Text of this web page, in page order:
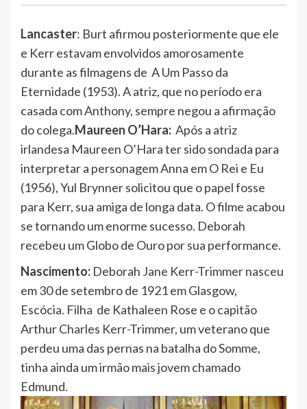
Lancaster: Burt afirmou posteriormente que ele
e Kerr estavam envolvidos amorosamente
durante as filmagens de A Um Passo da
Eternidade (1953). A atriz, que no período era
casada com Anthony, sempre negou a afirmação
do colega.Maureen O’Hara: Após a atriz
irlandesa Maureen O’Hara ter sido sondada para
interpretar a personagem Anna em O Rei e Eu
(1956), Yul Brynner solicitou que o papel fosse
para Kerr, sua amiga de longa data. O filme acabou
se tornando um enorme sucesso. Deborah
recebeu um Globo de Ouro por sua performance.
Nascimento: Deborah Jane Kerr-Trimmer nasceu
em 30 de setembro de 1921 em Glasgow,
Escócia. Filha de Kathaleen Rose e o capitão
Arthur Charles Kerr-Trimmer, um veterano que
perdeu uma das pernas na batalha do Somme,
tinha ainda um irmão mais jovem chamado
Edmund.